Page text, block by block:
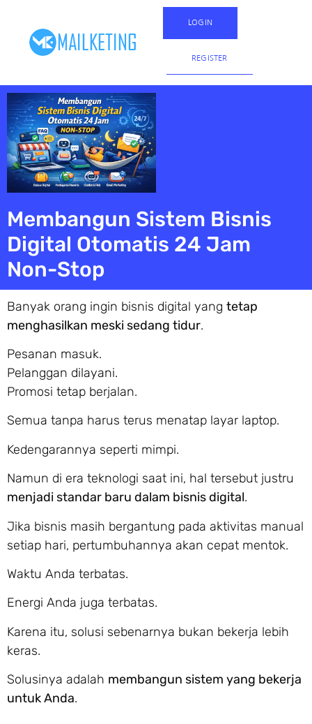
LOGIN
REGISTER
Membangun Sistem Bisnis
Digital Otomatis 24 Jam
Non-Stop
Banyak orang ingin bisnis digital yang tetap
menghasilkan meski sedang tidur.
Pesanan masuk.
Pelanggan dilayani.
Promosi tetap berjalan.
Semua tanpa harus terus menatap layar laptop.
Kedengarannya seperti mimpi.
Namun di era teknologi saat ini, hal tersebut justru
menjadi standar baru dalam bisnis digital.
Jika bisnis masih bergantung pada aktivitas manual
setiap hari, pertumbuhannya akan cepat mentok.
Waktu Anda terbatas.
Energi Anda juga terbatas.
Karena itu, solusi sebenarnya bukan bekerja lebih
keras.
Solusinya adalah membangun sistem yang bekerja
untuk Anda.